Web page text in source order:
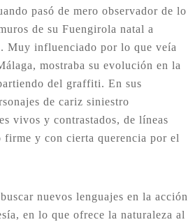
pasó de mero observador de lo
de su Fuengirola natal a
Muy influenciado por lo que veía
mostraba su evolución en la
del graffiti. En sus
de cariz siniestro
vivos y contrastados, de líneas
firme y con cierta querencia por el
nuevos lenguajes en la acción
en lo que ofrece la naturaleza al